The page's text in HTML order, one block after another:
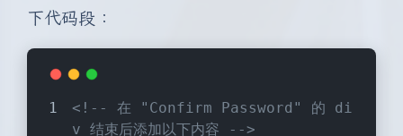
下代码段：
<!-- 在 "Confirm Password" 的 di
v 结束后添加以下内容 -->